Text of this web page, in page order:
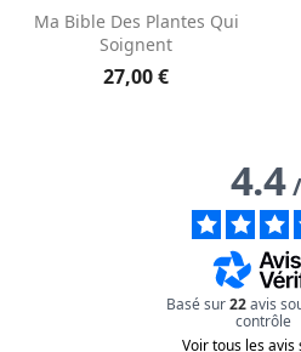
Aperçu rapide
Ma Bible Des Plantes Qui
Soignent
27,00 €
4.4/
Basé sur22 avis
contrôle
Voir tous les avis